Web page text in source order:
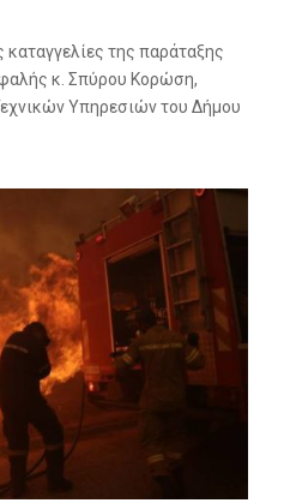
της παράταξης
κ. Σπύρου Κορώση,
Υπηρεσιών του Δήμου